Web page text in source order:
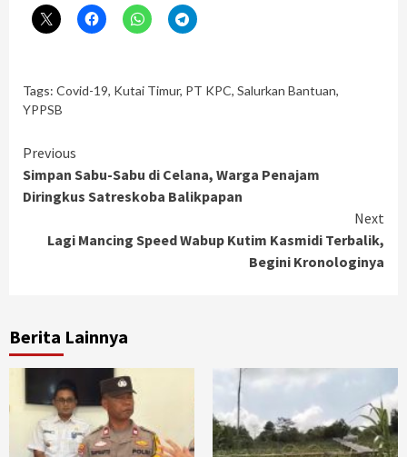
Tags: Covid-19, Kutai Timur, PT KPC, Salurkan Bantuan,
YPPSB
Continue
Reading
Previous
Simpan Sabu-Sabu di Celana, Warga Penajam
Diringkus Satreskoba Balikpapan
Next
Lagi Mancing Speed Wabup Kutim Kasmidi Terbalik,
Begini Kronologinya
Berita Lainnya